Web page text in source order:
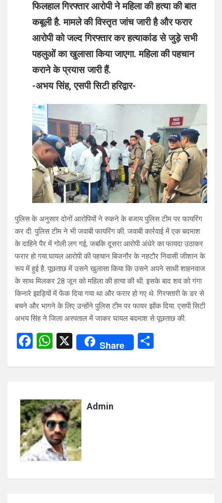
फिलहाल गिरफ्तार आरोपी ने महिला की हत्या की बात
कबूली है. मामले की विस्तृत जांच जारी है और फरार
आरोपी को जल्द गिरफ्तार कर हत्याकांड से जुड़े सभी
पहलुओं का खुलासा किया जाएगा. महिला की पहचान
कराने के प्रयास जारी हैं.
-अभय सिंह, एसपी सिटी हरिद्वार-
पुलिस के अनुसार दोनों आरोपियों ने रुकने के बजाय पुलिस टीम पर फायरिंग
कर दी. पुलिस टीम ने भी जवाबी फायरिंग की. जवाबी कार्रवाई में एक बदमाश
के दाहिने पैर में गोली लग गई, जबकि दूसरा आरोपी अंधेरे का फायदा उठाकर
फरार हो गया.घायल आरोपी की पहचान बिजनौर के नहटौर निवासी जीशान के
रूप में हुई है. पूछताछ में उसने खुलासा किया कि उसने अपने साथी शाहनवाज
के साथ मिलकर 28 जून को महिला की हत्या की थी. इसके बाद शव को गंगा
किनारे झाड़ियों में फेंक दिया गया था और फरार हो गए थे. गिरफ्तारी के डर से
बचने और भागने के लिए उन्होंने पुलिस टीम पर फायर झोंक दिया. एसपी सिटी
अभय सिंह ने जिला अस्पताल में जाकर घायल बदमाश से पूछताछ की.
F
ce
o
o
k
W
at
A
p
p
X Share
ar
Admin